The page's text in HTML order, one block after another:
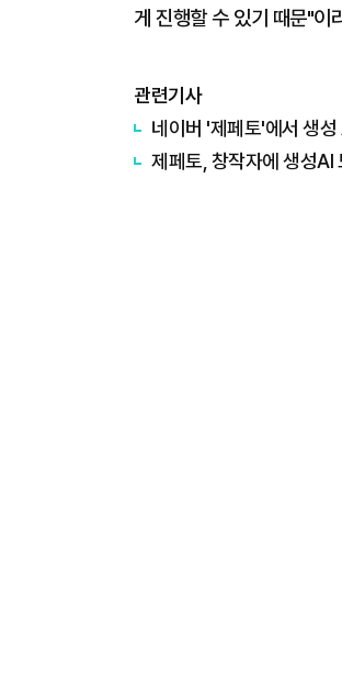
게 진행할 수 있기 때문"이
관련기사
네이버 '제페토'에서 생
제페토, 창작자에 생성AI